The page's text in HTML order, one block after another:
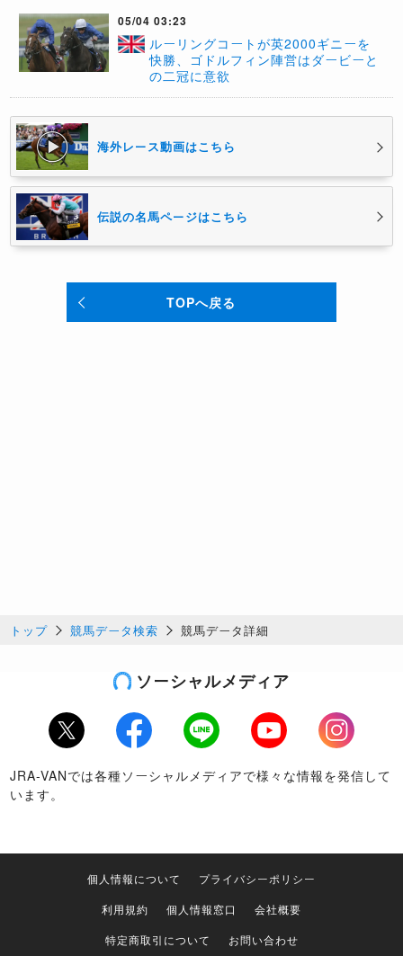
05/04 03:23
ルーリングコートが英2000ギニーを
快勝、ゴドルフィン陣営はダービーと
の二冠に意欲
海外レース動画はこちら
伝説の名馬ページはこちら
TOPへ戻る
トップ 競馬データ検索 競馬データ詳細
ソーシャルメディア
Twitter Facebook LINE Youtube
Instagram
JRA-VANでは各種ソーシャルメディアで様々な情報を発信して
います。
個人情報について
プライバシーポリシー
利用規約
個人情報窓口
会社概要
特定商取引について
お問い合わせ